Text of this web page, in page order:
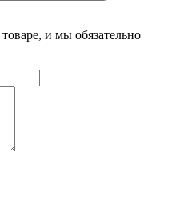
и мы обязательно